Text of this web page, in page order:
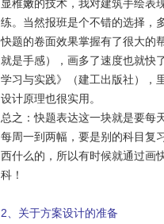
显稚嫩的技术，我对建筑手绘表
练。当然报班是个不错的选择，
快题的卷面效果掌握有了很大的
就是手感），画多了速度也就
学习与实践》（建工出版社），
设计原理也很实用。
总之：快题表达这一块就是要每
每周一到两幅，要是别的科目复
西什么的，所以有时候就通过画
科！
2、关于方案设计的准备